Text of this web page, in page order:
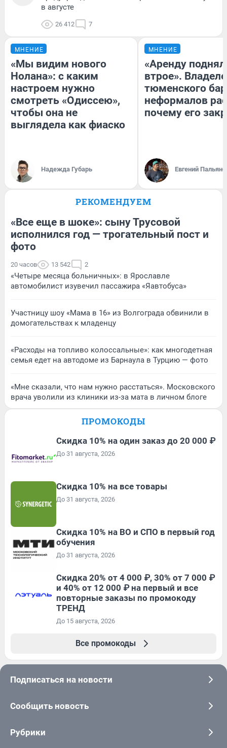
в августе
26 412 7
МНЕНИЕ
«Мы видим нового
Нолана»: с каким
настроем нужно
смотреть «Одиссею»,
чтобы она не
выглядела как фиаско
Надежда Губарь
МНЕНИЕ
«Аренду
втрое».
тюменского
неформалов
почему его
Евгений
РЕКОМЕНДУЕМ
«Все еще в шоке»: сыну Трусовой
исполнился год — трогательный пост и
фото
20 часов 13 542 2
«Четыре месяца больничных»: в Ярославле
автомобилист изувечил пассажира «Яавтобуса»
Участницу шоу «Мама в 16» из Волгограда обвинили в
домогательствах к младенцу
«Расходы на топливо колоссальные»: как многодетная
семья едет на автодоме из Барнаула в Турцию — фото
«Мне сказали, что нам нужно расстаться». Московского
врача уволили из клиники из-за мата в личном блоге
ПРОМОКОДЫ
Скидка 10% на один заказ до 20 000 ₽
До 31 августа, 2026
Скидка 10% на все товары
До 31 августа, 2026
Скидка 10% на ВО и СПО в первый год
обучения
До 31 августа, 2026
Скидка 20% от 4 000 ₽, 30% от 7 000 ₽
и 40% от 12 000 ₽ на первый и все
повторные заказы по промокоду
ТРЕНД
До 15 августа, 2026
Все промокоды
Подписаться на новости
Сообщить новость
Рубрики